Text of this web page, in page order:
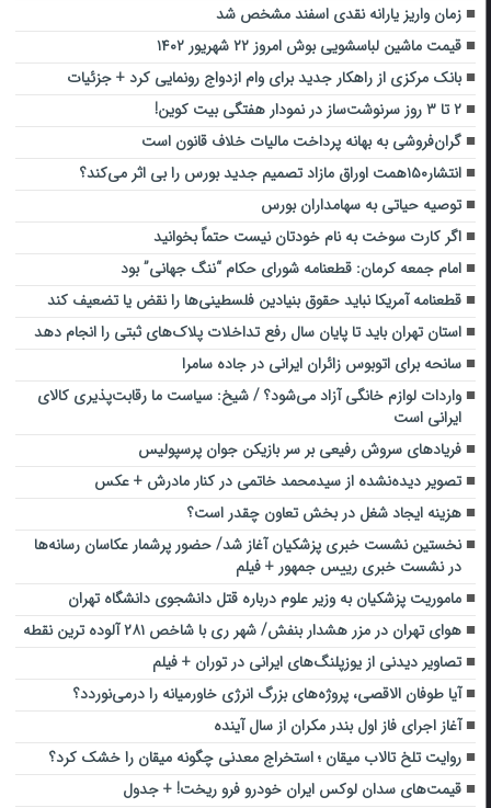
زمان واریز یارانه نقدی اسفند مشخص شد
قیمت ماشین لباسشویی بوش امروز ۲۲ شهریور ۱۴۰۲
بانک مرکزی از راهکار جدید برای وام ازدواج رونمایی کرد + جزئیات
۲ تا ۳ روز سرنوشت‌ساز در نمودار هفتگی بیت کوین!
گران‌فروشی به بهانه پرداخت مالیات خلاف قانون است
انتشار۱۵۰همت اوراق مازاد تصمیم جدید بورس را بی اثر می‌کند؟
توصیه حیاتی به سهامداران بورس
اگر کارت سوخت به نام خودتان نیست حتماً بخوانید
امام جمعه کرمان: قطعنامه شورای حکام “ننگ جهانی” بود
قطعنامه آمریکا نباید حقوق بنیادین فلسطینی‌ها را نقض یا تضعیف کند
استان تهران باید تا پایان سال رفع تداخلات پلاک‌های ثبتی را انجام دهد
سانحه برای اتوبوس زائران ایرانی در جاده سامرا
واردات لوازم خانگی آزاد می‌شود؟ / شیخ: سیاست ما رقابت‌پذیری کالای
ایرانی است
فریاد‌های سروش رفیعی بر سر بازیکن جوان پرسپولیس
تصویر دیده‌نشده از سیدمحمد خاتمی در کنار مادرش + عکس
هزینه ایجاد شغل در بخش تعاون چقدر است؟
نخستین نشست خبری پزشکیان آغاز شد/ حضور پرشمار عکاسان رسانه‌ها
در نشست خبری رییس جمهور + فیلم
ماموریت پزشکیان به وزیر علوم درباره قتل دانشجوی دانشگاه تهران
هوای تهران در مزر هشدار بنفش/ شهر ری با شاخص ۲۸۱ آلوده ترین نقطه
تصاویر دیدنی از یوزپلنگ‌های ایرانی در توران + فیلم
آیا طوفان الاقصی، پروژه‌های بزرگ انرژی خاورمیانه را درمی‌نوردد؟
آغاز اجرای فاز اول بندر مکران از سال آینده
روایت تلخ تالاب میقان ؛ استخراج معدنی چگونه میقان را خشک کرد؟
قیمت‌های سدان لوکس ایران خودرو فرو ریخت! + جدول